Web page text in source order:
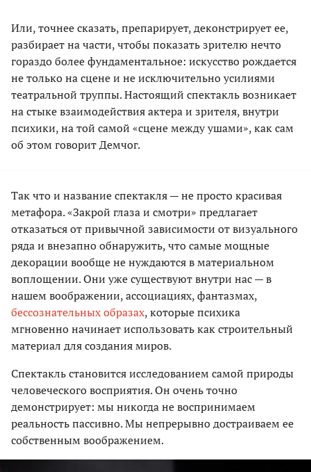
Или, точнее сказать, препарирует, деконстрирует ее,
разбирает на части, чтобы показать зрителю нечто
гораздо более фундаментальное: искусство рождается
не только на сцене и не исключительно усилиями
театральной труппы. Настоящий спектакль возникает
на стыке взаимодействия актера и зрителя, внутри
психики, на той самой «сцене между ушами», как сам
об этом говорит Демчог.
Так что и название спектакля — не просто красивая
метафора. «Закрой глаза и смотри» предлагает
отказаться от привычной зависимости от визуального
ряда и внезапно обнаружить, что самые мощные
декорации вообще не нуждаются в материальном
воплощении. Они уже существуют внутри нас — в
нашем воображении, ассоциациях, фантазмах,
бессознательных образах, которые психика
мгновенно начинает использовать как строительный
материал для создания миров.
Спектакль становится исследованием самой природы
человеческого восприятия. Он очень точно
демонстрирует: мы никогда не воспринимаем
реальность пассивно. Мы непрерывно достраиваем ее
собственным воображением.